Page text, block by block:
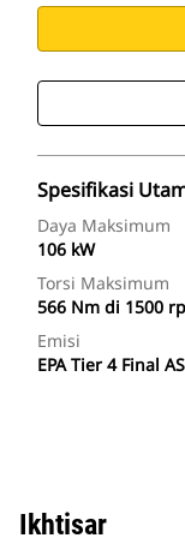
Spesifikasi
Daya Maksimum
106 kW
Torsi Maksimum
566 Nm di 1500
Emisi
EPA Tier 4 Final
Ikhtisar